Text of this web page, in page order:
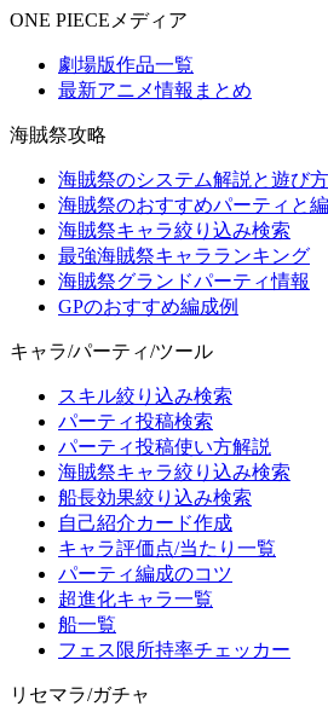
ONE PIECEメディア
劇場版作品一覧
最新アニメ情報まとめ
海賊祭攻略
海賊祭のシステム解説と遊び方
海賊祭のおすすめパーティと
海賊祭キャラ絞り込み検索
最強海賊祭キャラランキング
海賊祭グランドパーティ情報
GPのおすすめ編成例
キャラ/パーティ/ツール
スキル絞り込み検索
パーティ投稿検索
パーティ投稿使い方解説
海賊祭キャラ絞り込み検索
船長効果絞り込み検索
自己紹介カード作成
キャラ評価点/当たり一覧
パーティ編成のコツ
超進化キャラ一覧
船一覧
フェス限所持率チェッカー
リセマラ/ガチャ